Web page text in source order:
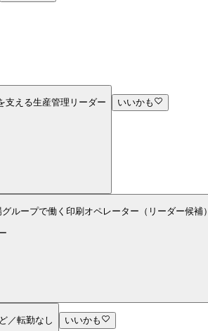
支える生産管理リーダー いいかも
ループで働く印刷オペレーター（リーダー候補）
／転勤なし いいかも